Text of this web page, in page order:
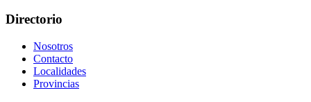
Directorio
Nosotros
Contacto
Localidades
Provincias